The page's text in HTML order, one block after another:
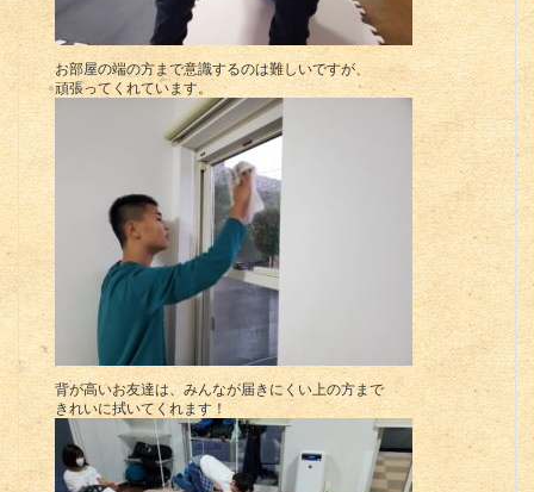
お部屋の端の方まで意識するのは難しいですが、
頑張ってくれています。
背が高いお友達は、みんなが届きにくい上の方まで
きれいに拭いてくれます！